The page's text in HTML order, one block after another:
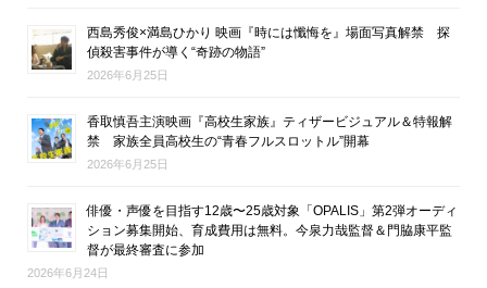
西島秀俊×満島ひかり 映画『時には懺悔を』場面写真解禁 探
偵殺害事件が導く“奇跡の物語”
2026年6月25日
香取慎吾主演映画『高校生家族』ティザービジュアル＆特報解
禁 家族全員高校生の“青春フルスロットル”開幕
2026年6月25日
俳優・声優を目指す12歳〜25歳対象「OPALIS」第2弾オーディ
ション募集開始、育成費用は無料。今泉力哉監督＆門脇康平監
督が最終審査に参加
2026年6月24日